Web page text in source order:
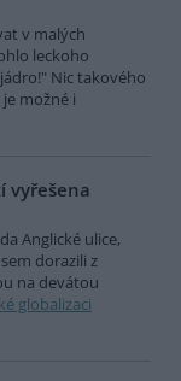
v malých
leckoho
Nic takového
možné i
vyřešena
Anglické ulice,
dorazili z
na devátou
globalizaci